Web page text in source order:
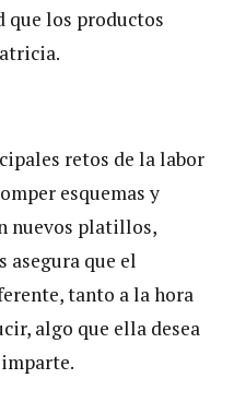
que los productos
retos de la labor
esquemas y
nuevos platillos,
asegura que el
tanto a la hora
algo que ella desea